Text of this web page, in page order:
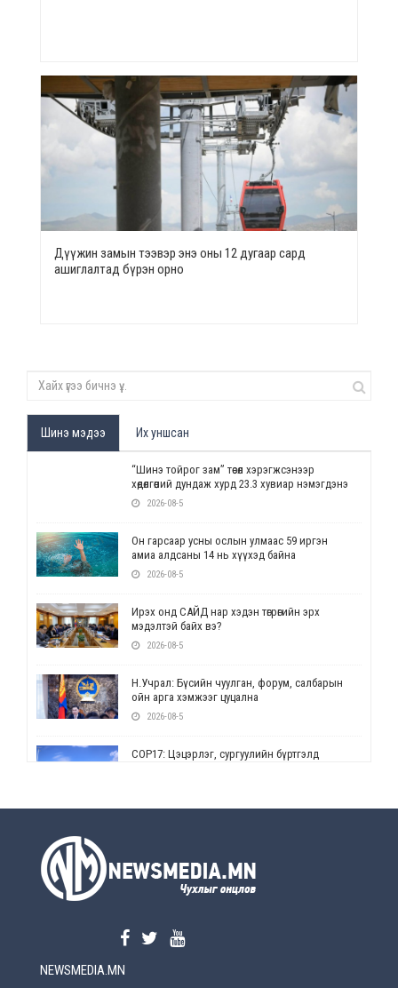
Дүүжин замын тээвэр энэ оны 12 дугаар сард
ашиглалтад бүрэн орно
Шинэ мэдээ Их уншсан
“Шинэ тойрог зам” төсөл хэрэгжсэнээр
хөдөлгөөний дундаж хурд 23.3 хувиар нэмэгдэнэ
2026-08-5
Он гарсаар усны ослын улмаас 59 иргэн
амиа алдсаны 14 нь хүүхэд байна
2026-08-5
Ирэх онд САЙД нар хэдэн төгрөгийн эрх
мэдэлтэй байх вэ?
2026-08-5
Н.Учрал: Бүсийн чуулган, форум, салбарын
ойн арга хэмжээг цуцална
2026-08-5
СОР17: Цэцэрлэг, сургуулийн бүртгэлд
2026-08-5
2026-08-5
NEWSMEDIA.MN